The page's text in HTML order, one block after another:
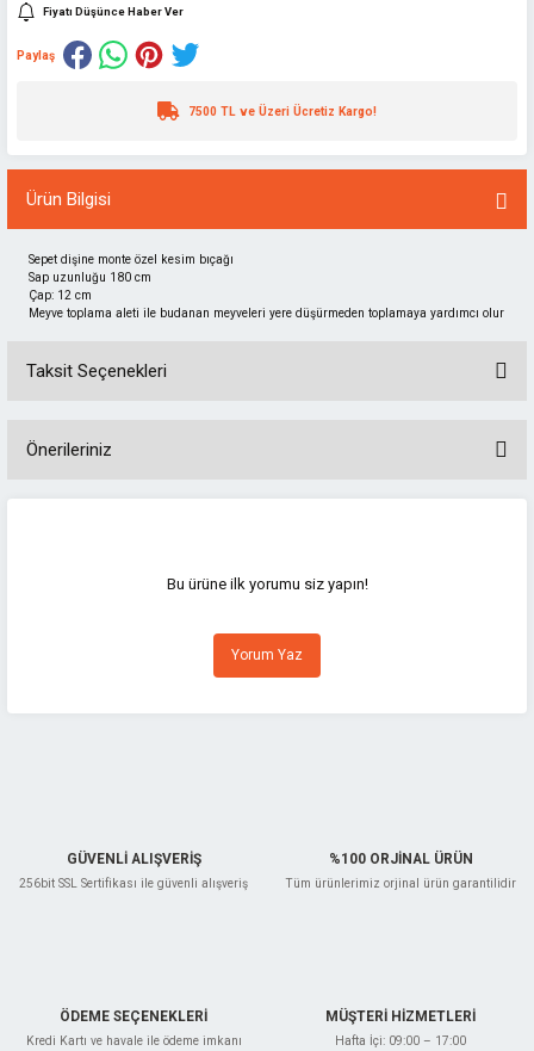
Fiyatı Düşünce Haber Ver
Paylaş
7500 TL ve Üzeri Ücretiz Kargo!
Ürün Bilgisi
Sepet dişine monte özel kesim bıçağı
Sap uzunluğu 180 cm
Çap: 12 cm
Meyve toplama aleti ile budanan meyveleri yere düşürmeden toplamaya yardımcı olur
Taksit Seçenekleri
Önerileriniz
Görüş ve önerileriniz için teşekkür ederiz.
Ürün resmi kalitesiz, bozuk veya görüntülenemiyor.
Ürün açıklamasında eksik bilgiler bulunuyor.
Bu ürüne ilk yorumu siz yapın!
Yorum Yaz
GÜVENLİ ALIŞVERİŞ
256bit SSL Sertifikası ile güvenli alışveriş
%100 ORJİNAL ÜRÜN
Tüm ürünlerimiz orjinal ürün garantilidir
ÖDEME SEÇENEKLERİ
Kredi Kartı ve havale ile ödeme imkanı
MÜŞTERİ HİZMETLERİ
Hafta İçi: 09:00 – 17:00